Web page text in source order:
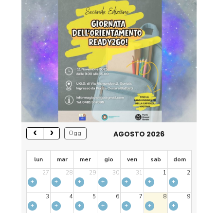
Oggi AGOSTO 2026
lun mar mer gio ven sab
dom
27
28 29 30 31 1
2
+
+ + + + +
+
3
4 5 6 7 8
9
+
+ + + + +
+